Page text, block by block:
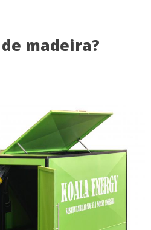
madeira?